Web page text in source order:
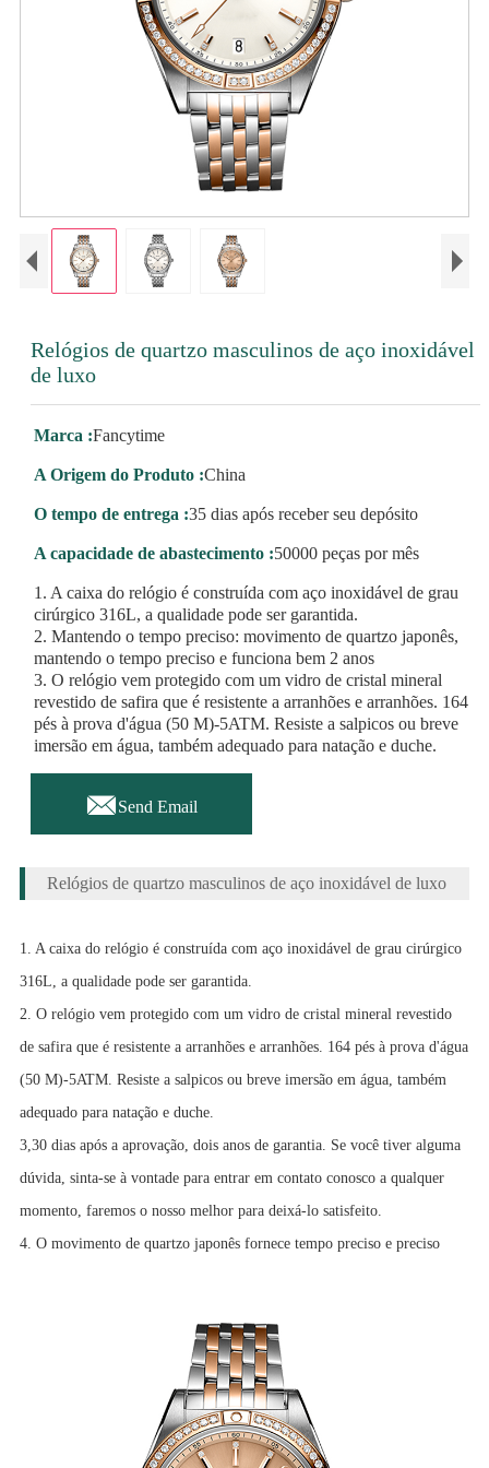
Relógios de quartzo masculinos de aço inoxidável
de luxo
Marca :Fancytime
A Origem do Produto :China
O tempo de entrega :35 dias após receber seu depósito
A capacidade de abastecimento :50000 peças por mês
1. A caixa do relógio é construída com aço inoxidável de grau
cirúrgico 316L, a qualidade pode ser garantida.
2. Mantendo o tempo preciso: movimento de quartzo japonês,
mantendo o tempo preciso e funciona bem 2 anos
3. O relógio vem protegido com um vidro de cristal mineral
revestido de safira que é resistente a arranhões e arranhões. 164
pés à prova d'água (50 M)-5ATM. Resiste a salpicos ou breve
imersão em água, também adequado para natação e duche.
Send Email
Relógios de quartzo masculinos de aço inoxidável de luxo
1. A caixa do relógio é construída com aço inoxidável de grau cirúrgico
316L, a qualidade pode ser garantida.
2. O relógio vem protegido com um vidro de cristal mineral revestido
de safira que é resistente a arranhões e arranhões. 164 pés à prova d'água
(50 M)-5ATM. Resiste a salpicos ou breve imersão em água, também
adequado para natação e duche.
3,30 dias após a aprovação, dois anos de garantia. Se você tiver alguma
dúvida, sinta-se à vontade para entrar em contato conosco a qualquer
momento, faremos o nosso melhor para deixá-lo satisfeito.
4. O movimento de quartzo japonês fornece tempo preciso e preciso